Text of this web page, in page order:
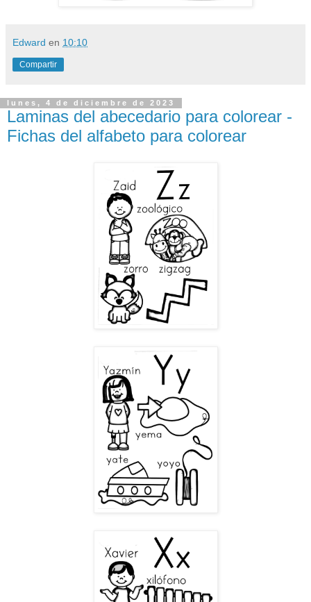
Edward en 10:10
Compartir
lunes, 4 de diciembre de 2023
Laminas del abecedario para colorear -
Fichas del alfabeto para colorear